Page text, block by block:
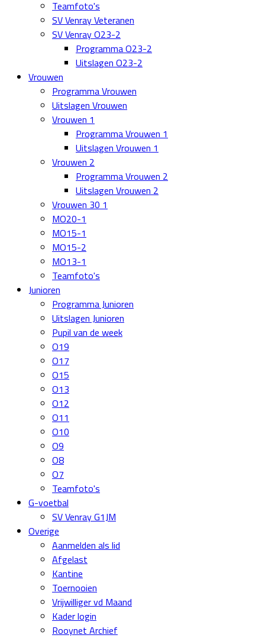
Teamfoto's
SV Venray Veteranen
SV Venray O23-2
Programma O23-2
Uitslagen O23-2
Vrouwen
Programma Vrouwen
Uitslagen Vrouwen
Vrouwen 1
Programma Vrouwen 1
Uitslagen Vrouwen 1
Vrouwen 2
Programma Vrouwen 2
Uitslagen Vrouwen 2
Vrouwen 30 1
MO20-1
MO15-1
MO15-2
MO13-1
Teamfoto's
Junioren
Programma Junioren
Uitslagen Junioren
Pupil van de week
O19
O17
O15
O13
O12
O11
O10
O9
O8
O7
Teamfoto's
G-voetbal
SV Venray G1JM
Overige
Aanmelden als lid
Afgelast
Kantine
Toernooien
Vrijwilliger vd Maand
Kader login
Rooynet Archief